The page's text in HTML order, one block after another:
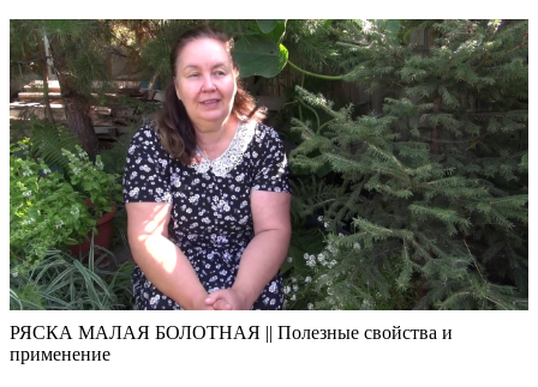
РЯСКА МАЛАЯ БОЛОТНАЯ || Полезные свойства и
применение